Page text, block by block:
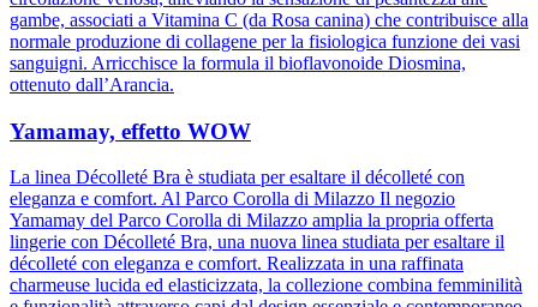
gambe, associati a Vitamina C (da Rosa canina) che contribuisce alla
normale produzione di collagene per la fisiologica funzione dei vasi
sanguigni. Arricchisce la formula il bioflavonoide Diosmina,
ottenuto dall’Arancia.
Yamamay, effetto WOW
La linea Décolleté Bra è studiata per esaltare il décolleté con
eleganza e comfort. Al Parco Corolla di Milazzo Il negozio
Yamamay del Parco Corolla di Milazzo amplia la propria offerta
lingerie con Décolleté Bra, una nuova linea studiata per esaltare il
décolleté con eleganza e comfort. Realizzata in una raffinata
charmeuse lucida ed elasticizzata, la collezione combina femminilità